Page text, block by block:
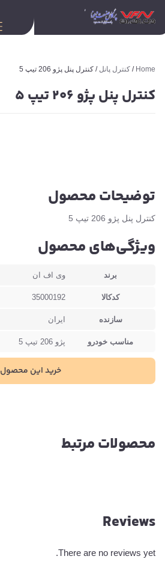
Home
/ کنترل پانل / کنترل پنل پژو 206 تیپ 5
کنترل پنل پژو 206 تیپ 5
توضیحات محصول
کنترل پنل پژو 206 تیپ 5
ویژگی‌های محصول
برند وی اف ان
کدکالا 35000192
سازنده ایران
مناسب خودرو پژو 206 تیپ 5
خرید این محصول
محصولات مرتبط
Reviews
There are no reviews yet.